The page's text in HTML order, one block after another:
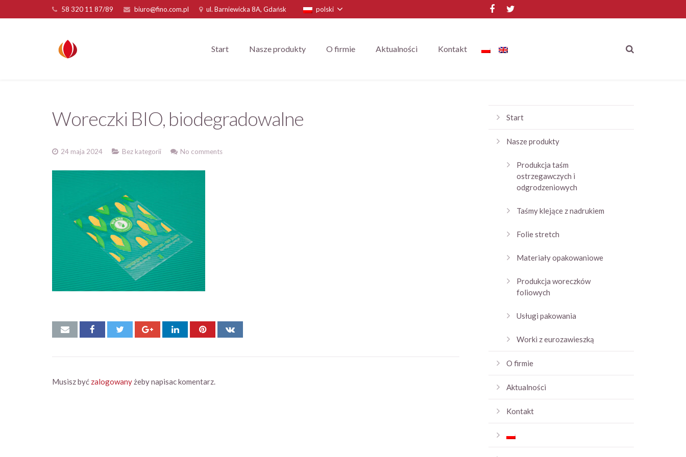
58 320 11 87/89 biuro@fino.com.pl ul. Barniewicka 8A, Gdańsk polski
Start Nasze produkty O firmie Aktualności Kontakt
Woreczki BIO, biodegradowalne
24 maja 2024 Bez kategorii No comments
Musisz być zalogowanyżeby napisac komentarz.
Start
Nasze produkty
Produkcja taśm
ostrzegawczych i
odgrodzeniowych
Taśmy klejące z nadrukiem
Folie stretch
Materiały opakowaniowe
Produkcja woreczków
foliowych
Usługi pakowania
Worki z eurozawieszką
O firmie
Aktualności
Kontakt